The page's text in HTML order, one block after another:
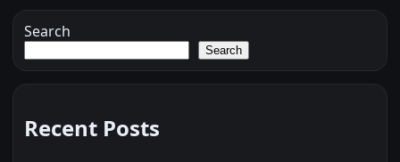
Search
Search
Recent Posts